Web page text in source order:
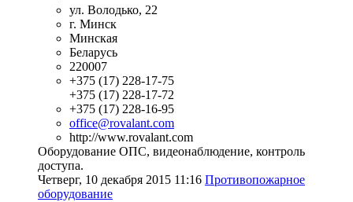
ул. Володько, 22
г. Минск
Минская
Беларусь
220007
+375 (17) 228-17-75
+375 (17) 228-17-72
+375 (17) 228-16-95
office@rovalant.com
http://www.rovalant.com
Оборудование ОПС, видеонаблюдение, контроль
доступа.
Четверг, 10 декабря 2015 11:16 Противопожарное
оборудование